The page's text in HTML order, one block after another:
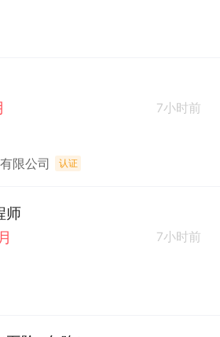
7小时前
限公司 认证
师
7小时前